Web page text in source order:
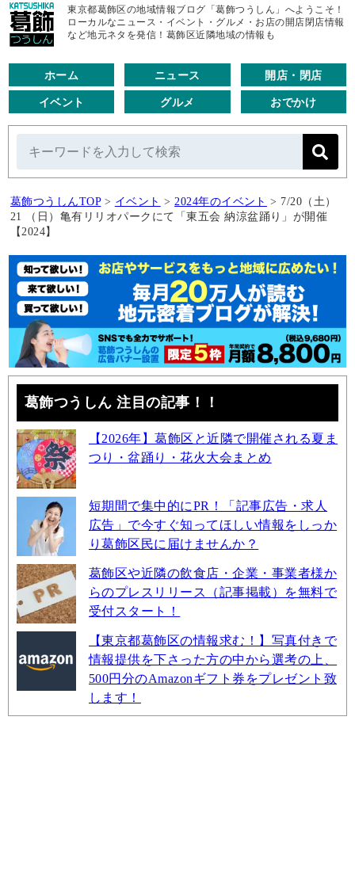
東京都葛飾区の地域情報ブログ「葛飾つうしん」へようこそ！
ローカルなニュース・イベント・グルメ・お店の開店閉店情報
など地元ネタを発信！葛飾区近隣地域の情報も
ホーム ニュース 開店・閉店
イベント グルメ おでかけ
葛飾つうしんTOP > イベント > 2024年のイベント > 7/20（土）
21 （日）亀有リリオパークにて「東五会 納涼盆踊り」が開催
【2024】
葛飾つうしん 注目の記事！！
【2026年】葛飾区と近隣で開催される夏ま
つり・盆踊り・花火大会まとめ
短期間で集中的にPR！「記事広告・求人
広告」で今すぐ知ってほしい情報をしっか
り葛飾区民に届けませんか？
葛飾区や近隣の飲食店・企業・事業者様か
らのプレスリリース（記事掲載）を無料で
受付スタート！
【東京都葛飾区の情報求む！】写真付きで
情報提供を下さった方の中から選考の上、
500円分のAmazonギフト券をプレゼント致
します！